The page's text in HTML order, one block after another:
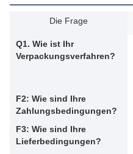
Die Frage
Q1. Wie ist Ihr
Verpackungsverfahren?
F2: Wie sind Ihre
Zahlungsbedingungen?
F3: Wie sind Ihre
Lieferbedingungen?